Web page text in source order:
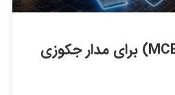
کلید مینیاتوری (MCB) برای مدار جکوزی